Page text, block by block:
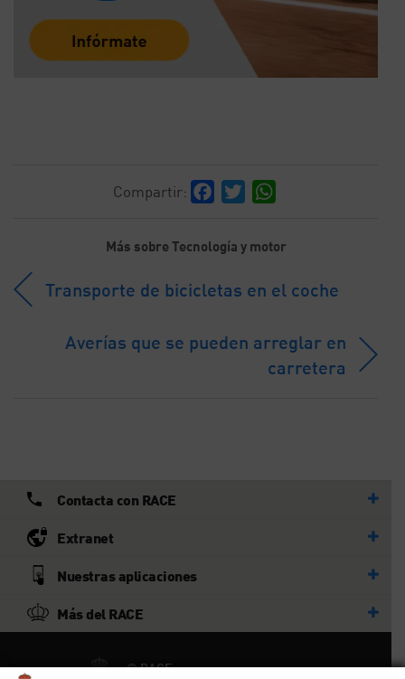
Compartir: Facebook
Twitter
Más sobre Tecnología y motor
Transporte de bicicletas en el coche
Averías que se pueden arreglar en
carretera
Contacta con RACE
Extranet
Nuestras aplicaciones
Más del RACE
© RACE